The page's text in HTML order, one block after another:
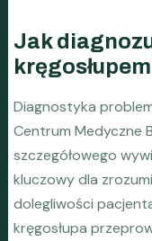
Jak
Diagnostyka
Centrum Medyczne
szczegółowego
kluczowy dla
dolegliwości
kręgosłupa